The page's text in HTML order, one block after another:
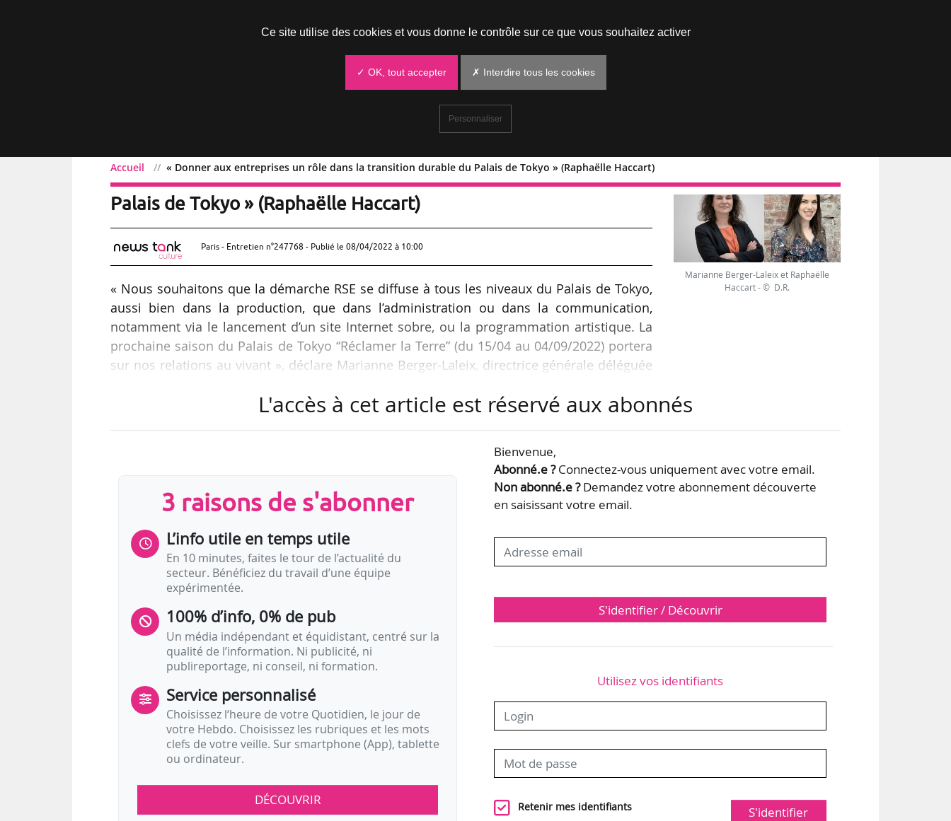
Accueil « Donner aux entreprises un rôle dans la transition durable du Palais de Tokyo » (Raphaëlle Haccart)
« Donner aux entreprises un rôle dans la transition durable du
Palais de Tokyo » (Raphaëlle Haccart)
Paris - Entretien n°247768 - Publié le 08/04/2022 à 10:00
« Nous souhaitons que la démarche RSE se diffuse à tous les niveaux du Palais de Tokyo,
aussi bien dans la production, que dans l’administration ou dans la communication,
notamment via le lancement d’un site Internet sobre, ou la programmation artistique. La
prochaine saison du Palais de Tokyo “Réclamer la Terre” (du 15/04 au 04/09/2022) portera
sur nos relations au vivant », déclare Marianne Berger-Laleix, directrice générale déléguée
mécénat d’initiatives qui permet aux entreprises de s’impliquer dans l’institution sans
Marianne Berger-Laleix et Raphaëlle
Haccart - © D.R.
L'accès à cet article est réservé aux abonnés
3 raisons de s'abonner
L’info utile en temps utile
En 10 minutes, faites le tour de l’actualité du
secteur. Bénéficiez du travail d’une équipe
expérimentée.
100% d’info, 0% de pub
Un média indépendant et équidistant, centré sur la
qualité de l’information. Ni publicité, ni
publireportage, ni conseil, ni formation.
Service personnalisé
Choisissez l‘heure de votre Quotidien, le jour de
votre Hebdo. Choisissez les rubriques et les mots
clefs de votre veille. Sur smartphone (App), tablette
ou ordinateur.
DÉCOUVRIR
Bienvenue,
Abonné.e ?Connectez-vous uniquement avec votre email.
Non abonné.e ?Demandez votre abonnement découverte
en saisissant votre email.
S'identifier / Découvrir
Utilisez vos identifiants
Retenir mes identifiants S'identifier
Ce site utilise des cookies et vous donne le contrôle sur ce que vous souhaitez activer
✓ OK, tout accepter ✗ Interdire tous les cookies
Personnaliser